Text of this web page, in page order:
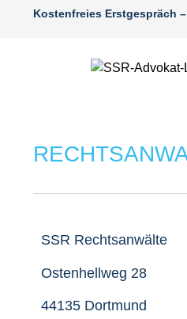
Kostenfreies Erstgespräch
SSR Rechtsanwälte
Ostenhellweg 28
44135 Dortmund